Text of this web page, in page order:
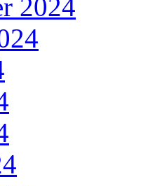
2024